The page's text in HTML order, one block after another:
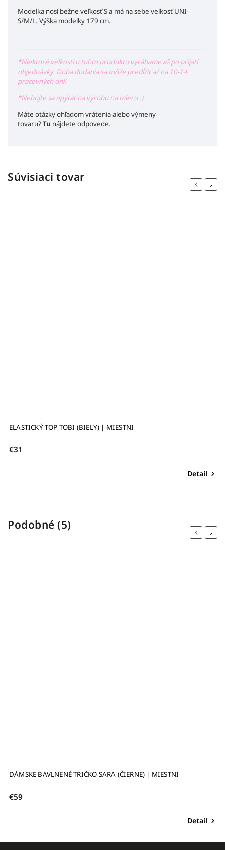
Modelka nosí bežne veľkosť S a má na sebe veľkosť UNI-
S/M/L. Výška modelky 179 cm.
*Niektoré veľkosti u tohto produktu vyrábame až po prijatí
objednávky. Doba dodania sa môže predĺžiť až na 10-14
pracovných dní!
*Nebojte sa opýtať na výrobu na mieru :)
Máte otázky ohľadom vrátenia alebo výmeny
tovaru?Tu nájdete odpovede.
Súvisiaci tovar
Previous
| MIESTNI
Next
Podobné (5)
Previous
BAVLNENÉ TRIČKO SARA (ČIERNE) | MIESTNI
Next